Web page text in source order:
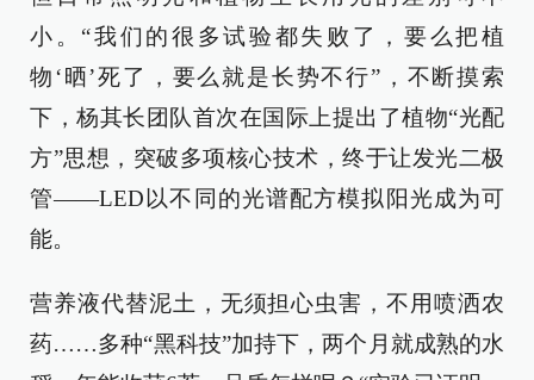
小。“我们的很多试验都失败了，要么把植
物‘晒’死了，要么就是长势不行”，不断摸索
下，杨其长团队首次在国际上提出了植物“光配
方”思想，突破多项核心技术，终于让发光二极
管——LED以不同的光谱配方模拟阳光成为可
能。
营养液代替泥土，无须担心虫害，不用喷洒农
药……多种“黑科技”加持下，两个月就成熟的水